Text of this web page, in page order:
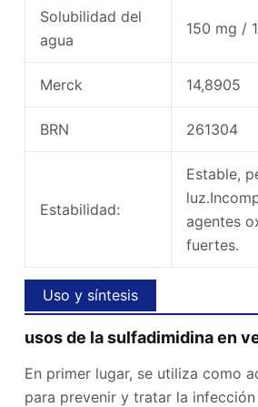
Solubilidad del
agua
150 mg /
Merck 14,8905
BRN 261304
Estabilidad:
Estable,
agentes
fuertes.
Uso y síntesis
usos de la sulfadimidina en
En primer lugar, se utiliza como
para prevenir y tratar la